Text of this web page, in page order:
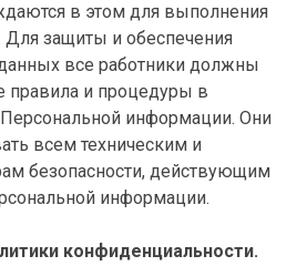
в этом для выполнения
Для защиты и обеспечения
все работники должны
правила и процедуры в
информации. Они
всем техническим и
безопасности, действующим
информации.
конфиденциальности.